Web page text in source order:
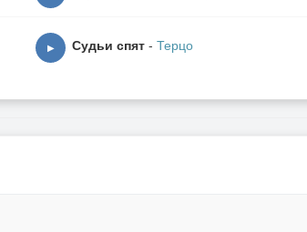
▶ Судьи спят - Терцо